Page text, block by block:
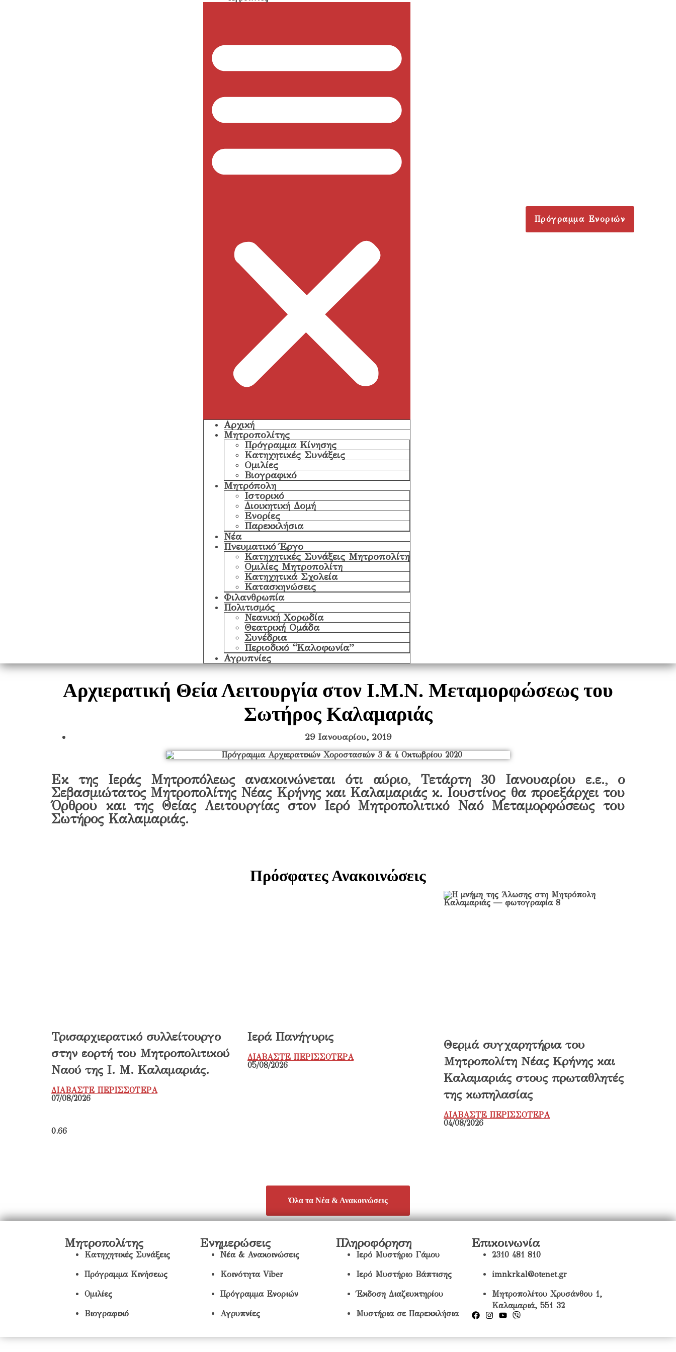
Αρχική
Μητροπολίτης
Πρόγραμμα Κίνησης
Κατηχητικές Συνάξεις
Ομιλίες
Βιογραφικό
Μητρόπολη
Ιστορικό
Διοικητική Δομή
Ενορίες
Παρεκκλήσια
Νέα
Πνευματικό Έργο
Κατηχητικές Συνάξεις Μητροπολίτη
Ομιλίες Μητροπολίτη
Κατηχητικά Σχολεία
Κατασκηνώσεις
Φιλανθρωπία
Πολιτισμός
Νεανική Χορωδία
Θεατρική Ομάδα
Συνέδρια
Περιοδικό “Καλοφωνία”
Αγρυπνίες
Πρόγραμμα Ενοριών
Αρχιερατική Θεία Λειτουργία στον Ι.M.Ν. Μεταμορφώσεως του
Σωτήρος Καλαμαριάς
29 Ιανουαρίου, 2019
Εκ της Ιεράς Μητροπόλεως ανακοινώνεται ότι αύριο, Τετάρτη 30 Ιανουαρίου ε.ε., ο
Σεβασμιώτατος Μητροπολίτης Νέας Κρήνης και Καλαμαριάς κ. Ιουστίνος θα προεξάρχει του
Όρθρου και της Θείας Λειτουργίας στον Ιερό Μητροπολιτικό Ναό Μεταμορφώσεως του
Σωτήρος Καλαμαριάς.
Πρόσφατες Ανακοινώσεις
Τρισαρχιερατικό συλλείτουργο
στην εορτή του Μητροπολιτικού
Ναού της Ι. Μ. Καλαμαριάς.
ΔΙΑΒΑΣΤΕ ΠΕΡΙΣΣΟΤΕΡΑ
07/08/2026
Ιερά Πανήγυρις
ΔΙΑΒΑΣΤΕ ΠΕΡΙΣΣΟΤΕΡΑ
05/08/2026
Θερμά συγχαρητήρια του
Μητροπολίτη Νέας Κρήνης και
Καλαμαριάς στους πρωταθλητές
της κωπηλασίας
ΔΙΑΒΑΣΤΕ ΠΕΡΙΣΣΟΤΕΡΑ
04/08/2026
Όλα τα Νέα & Ανακοινώσεις
Μητροπολίτης
Κατηχητικές Συνάξεις
Πρόγραμμα Κινήσεως
Ομιλίες
Βιογραφικό
Ενημερώσεις
Νέα & Ανακοινώσεις
Κοινότητα Viber
Πρόγραμμα Ενοριών
Αγρυπνίες
Πληροφόρηση
Ιερό Μυστήριο Γάμου
Ιερό Μυστήριο Βάπτισης
Έκδοση Διαζευκτηρίου
Μυστήρια σε Παρεκκλήσια
Επικοινωνία
2310 481 810
imnkrkal@otenet.gr
Μητροπολίτου Χρυσάνθου 1,
Καλαμαριά, 551 32